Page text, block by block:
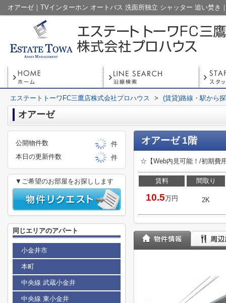
エステートトーワFC三鷹店株式会社プロハウス > (賃貸)路線・駅から
オアーゼ
オアーゼ 1階
☆【Web内見可能！/初期費
賃料
10.5万円
間取り
2K
公開物件数
件
本日の更新件数
件
▼ご希望のお部屋をお探しします
同じエリアのアパート
小金井市
本町
中央線 武蔵小金井
中央線 東小金井